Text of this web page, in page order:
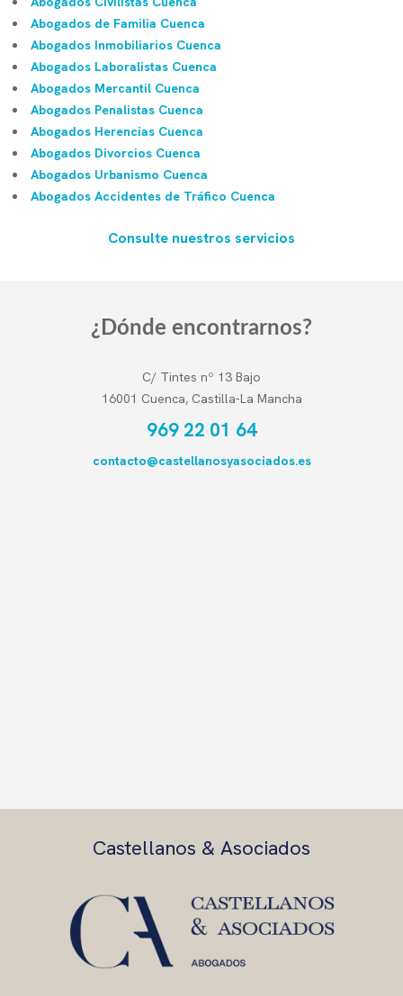
Abogados de Familia Cuenca
Abogados Inmobiliarios Cuenca
Abogados Laboralistas Cuenca
Abogados Mercantil Cuenca
Abogados Penalistas Cuenca
Abogados Herencias Cuenca
Abogados Divorcios Cuenca
Abogados Urbanismo Cuenca
Abogados Accidentes de Tráfico Cuenca
Consulte nuestros servicios
¿Dónde encontrarnos?
C/ Tintes nº 13 Bajo
16001 Cuenca, Castilla-La Mancha
969 22 01 64
contacto@castellanosyasociados.es
Castellanos & Asociados